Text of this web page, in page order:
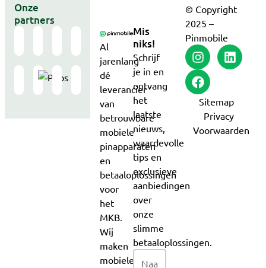
Onze
partners
Al
jarenlang
dé
leverancier
van
betrouwbare
mobiele
pinapparaten
en
betaaloplossingen
voor
het
MKB.
Wij
maken
mobiele
Mis
niks!
Schrijf
je in en
ontvang
het
laatste
nieuws,
waardevolle
tips en
exclusieve
aanbiedingen
over
onze
slimme
betaaloplossingen.
© Copyright
2025 –
Pinmobile
Sitemap
Privacy
Voorwaarden